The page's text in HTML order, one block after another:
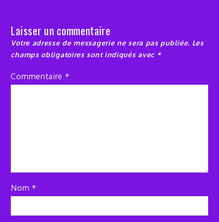
Laisser un commentaire
Votre adresse de messagerie ne sera pas publiée. Les
champs obligatoires sont indiqués avec *
Commentaire *
Nom*